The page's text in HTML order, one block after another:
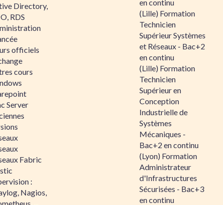
Directory,
RDS
officiels
cours
Server
Fabric
:
Nagios,
en continu
(Lille) Formation
Technicien
Supérieur Systèmes
et Réseaux - Bac+2
en continu
(Lille) Formation
Technicien
Supérieur en
Conception
Industrielle de
Systèmes
Mécaniques -
Bac+2 en continu
(Lyon) Formation
Administrateur
d'Infrastructures
Sécurisées - Bac+3
en continu